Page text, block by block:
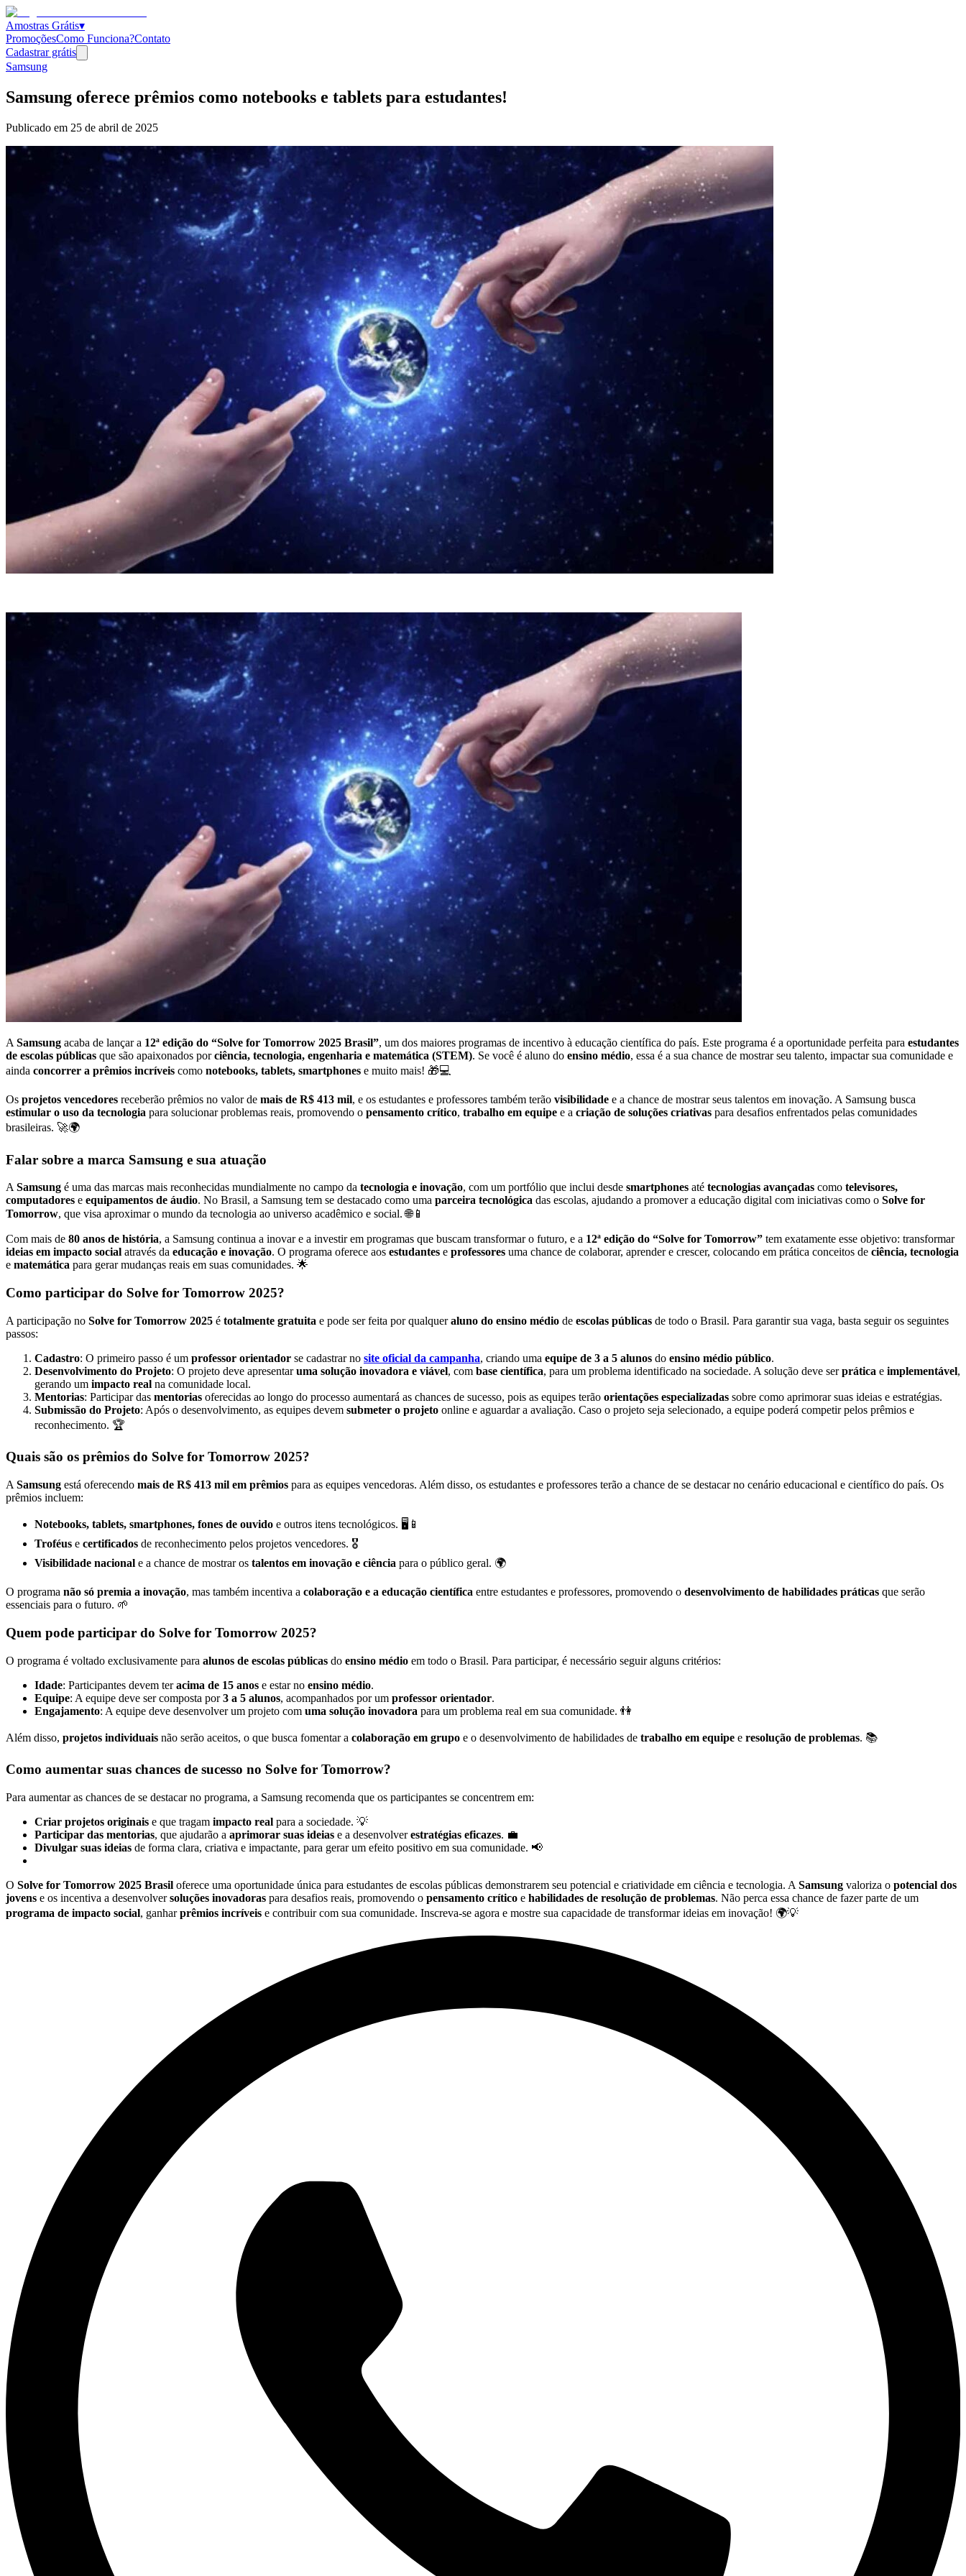
Amostras Grátis▾
PromoçõesComo Funciona?Contato
Cadastrar grátis
Samsung
Samsung oferece prêmios como notebooks e tablets para estudantes!
Publicado em 25 de abril de 2025
A Samsung acaba de lançar a 12ª edição do “Solve for Tomorrow 2025 Brasil”, um dos maiores programas de incentivo à educação científica do país. Este programa é a oportunidade perfeita para estudantes
de escolas públicas que são apaixonados porciência, tecnologia, engenharia e matemática (STEM). Se você é aluno do ensino médio, essa é a sua chance de mostrar seu talento, impactar sua comunidade e
ainda concorrer a prêmios incríveis como notebooks, tablets, smartphones e muito mais! 🎁💻
Os projetos vencedores receberão prêmios no valor de mais de R$ 413 mil, e os estudantes e professores também terão visibilidade e a chance de mostrar seus talentos em inovação. A Samsung busca
estimular o uso da tecnologia para solucionar problemas reais, promovendo o pensamento crítico, trabalho em equipe e a criação de soluções criativas para desafios enfrentados pelas comunidades
brasileiras. 🚀🌍
Falar sobre a marca Samsung e sua atuação
A Samsung é uma das marcas mais reconhecidas mundialmente no campo da tecnologia e inovação, com um portfólio que inclui desde smartphones até tecnologias avançadas como televisores,
computadores e equipamentos de áudio. No Brasil, a Samsung tem se destacado como uma parceira tecnológica das escolas, ajudando a promover a educação digital com iniciativas como o Solve for
Tomorrow, que visa aproximar o mundo da tecnologia ao universo acadêmico e social. 🌐📱
Com mais de 80 anos de história, a Samsung continua a inovar e a investir em programas que buscam transformar o futuro, e a 12ª edição do “Solve for Tomorrow” tem exatamente esse objetivo: transformar
ideias em impacto social através da educação e inovação. O programa oferece aos estudantes e professores uma chance de colaborar, aprender e crescer, colocando em prática conceitos de ciência, tecnologia
e matemática para gerar mudanças reais em suas comunidades. 🌟
Como participar do Solve for Tomorrow 2025?
A participação no Solve for Tomorrow 2025 é totalmente gratuita e pode ser feita por qualqueraluno do ensino médio de escolas públicas de todo o Brasil. Para garantir sua vaga, basta seguir os seguintes
passos:
Cadastro: O primeiro passo é um professor orientador se cadastrar no site oficial da campanha, criando uma equipe de 3 a 5 alunos do ensino médio público.
Desenvolvimento do Projeto: O projeto deve apresentaruma solução inovadora e viável, com base científica, para um problema identificado na sociedade. A solução deve serprática e implementável,
gerando um impacto real na comunidade local.
Mentorias: Participar das mentorias oferecidas ao longo do processo aumentará as chances de sucesso, pois as equipes terão orientações especializadas sobre como aprimorar suas ideias e estratégias.
Submissão do Projeto: Após o desenvolvimento, as equipes devem submeter o projeto online e aguardar a avaliação. Caso o projeto seja selecionado, a equipe poderá competir pelos prêmios e
reconhecimento. 🏆
Quais são os prêmios do Solve for Tomorrow 2025?
A Samsung está oferecendo mais de R$ 413 mil em prêmios para as equipes vencedoras. Além disso, os estudantes e professores terão a chance de se destacar no cenário educacional e científico do país. Os
prêmios incluem:
Notebooks, tablets, smartphones, fones de ouvido e outros itens tecnológicos. 🖥️📱
Troféus e certificados de reconhecimento pelos projetos vencedores. 🎖️
Visibilidade nacional e a chance de mostrar os talentos em inovação e ciência para o público geral. 🌍
O programa não só premia a inovação, mas também incentiva a colaboração e a educação científica entre estudantes e professores, promovendo o desenvolvimento de habilidades práticas que serão
essenciais para o futuro. 🌱
Quem pode participar do Solve for Tomorrow 2025?
O programa é voltado exclusivamente para alunos de escolas públicas do ensino médio em todo o Brasil. Para participar, é necessário seguir alguns critérios:
Idade: Participantes devem teracima de 15 anos e estar no ensino médio.
Equipe: A equipe deve ser composta por3 a 5 alunos, acompanhados por um professor orientador.
Engajamento: A equipe deve desenvolver um projeto com uma solução inovadora para um problema real em sua comunidade. 👫
Além disso, projetos individuais não serão aceitos, o que busca fomentar a colaboração em grupo e o desenvolvimento de habilidades de trabalho em equipe e resolução de problemas. 📚
Como aumentar suas chances de sucesso no Solve for Tomorrow?
Para aumentar as chances de se destacar no programa, a Samsung recomenda que os participantes se concentrem em:
Criar projetos originais e que tragam impacto real para a sociedade. 💡
Participar das mentorias, que ajudarão a aprimorar suas ideias e a desenvolverestratégias eficazes. 💼
Divulgar suas ideias de forma clara, criativa e impactante, para gerar um efeito positivo em sua comunidade. 📢
O Solve for Tomorrow 2025 Brasil oferece uma oportunidade única para estudantes de escolas públicas demonstrarem seu potencial e criatividade em ciência e tecnologia. A Samsung valoriza o potencial dos
jovens e os incentiva a desenvolversoluções inovadoras para desafios reais, promovendo o pensamento crítico e habilidades de resolução de problemas. Não perca essa chance de fazer parte de um
programa de impacto social, ganharprêmios incríveis e contribuir com sua comunidade. Inscreva-se agora e mostre sua capacidade de transformar ideias em inovação! 🌍💡